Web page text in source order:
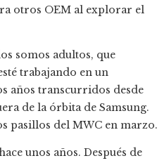
otros OEM al explorar el
somos adultos, que
trabajando en un
años transcurridos desde
de la órbita de Samsung.
pasillos del MWC en marzo.
unos años. Después de